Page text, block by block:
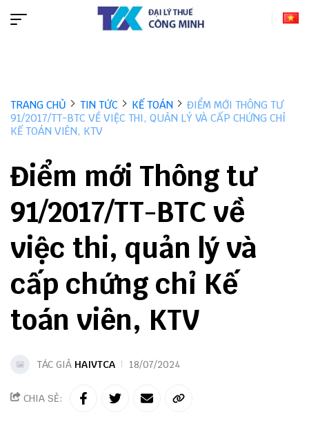
TRANG CHỦ TIN TỨC KẾ TOÁN
ĐIỂM MỚI THÔNG TƯ
91/2017/TT-BTC VỀ VIỆC THI, QUẢN LÝ VÀ CẤP CHỨNG CHỈ
KẾ TOÁN VIÊN, KTV
Điểm mới Thông tư
91/2017/TT-BTC về
việc thi, quản lý và
cấp chứng chỉ Kế
toán viên, KTV
TÁC GIẢ HAIVTCA 18/07/2024
CHIA SẺ: